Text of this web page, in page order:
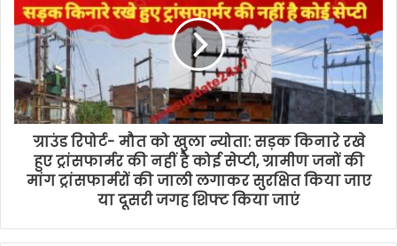
ग्राउंड रिपोर्ट- मौत को खुला न्योता: सड़क किनारे रखे
हुए ट्रांसफार्मर की नहीं है कोई सेप्टी, ग्रामीण जनों की
मांग ट्रांसफार्मरों की जाली लगाकर सुरक्षित किया जाए
या दूसरी जगह शिफ्ट किया जाएं